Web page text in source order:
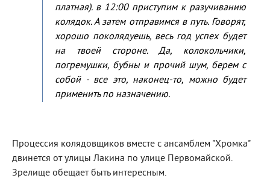
платная). в 12:00 приступим к разучиванию
колядок. А затем отправимся в путь. Говорят,
хорошо поколядуешь, весь год успех будет
на твоей стороне. Да, колокольчики,
погремушки, бубны и прочий шум, берем с
собой - все это, наконец-то, можно будет
применить по назначению.
Процессия колядовщиков вместе с ансамблем "Хромка"
двинется от улицы Лакина по улице Первомайской.
Зрелище обещает быть интересным.